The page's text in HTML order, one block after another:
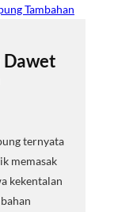
Dawet
ternyata
memasak
kekentalan